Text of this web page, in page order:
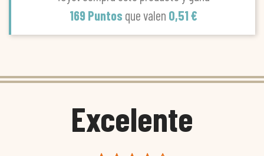
169 Puntos que valen 0,51 €
Excelente